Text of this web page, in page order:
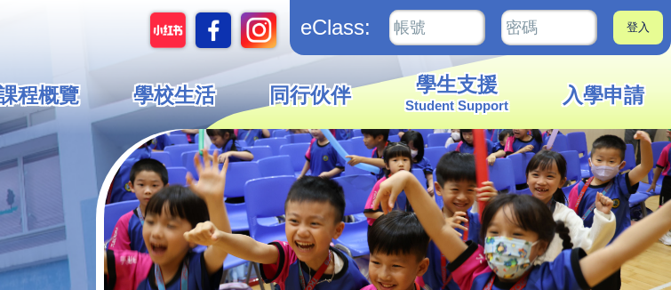
eClass:
程概覽 學校生活 同行伙伴 學生支援
Student Support 入學申請